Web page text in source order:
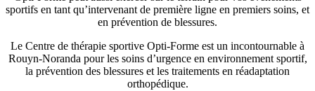
sportifs en tant qu’intervenant de première ligne en premiers soins, et
en prévention de blessures.
Le Centre de thérapie sportive Opti-Forme est un incontournable à
Rouyn-Noranda pour les soins d’urgence en environnement sportif,
la prévention des blessures et les traitements en réadaptation
orthopédique.